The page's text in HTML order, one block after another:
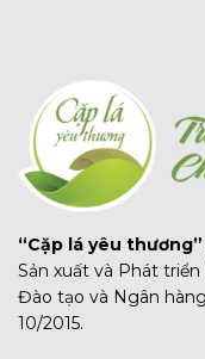
“Cặp lá yêu thương”
Sản xuất và Phát
Đào tạo và Ngân
10/2015.